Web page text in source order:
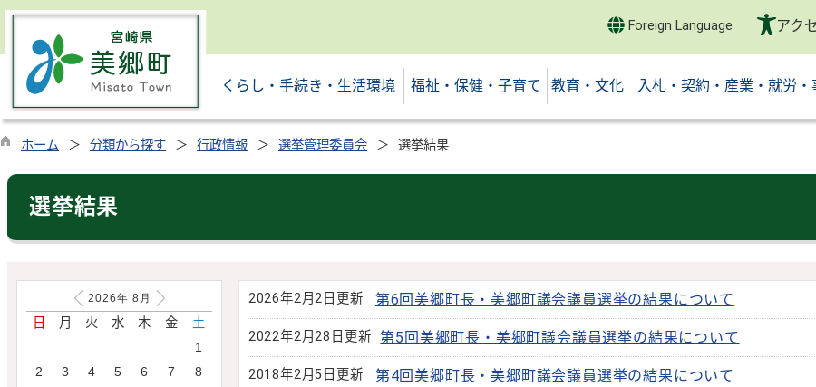
Foreign Language アク
くらし・手続き・生活環境 福祉・保健・子育て 教育・文化 入札・契約・産業・就労・
ホーム 分類から探す 行政情報 選挙管理委員会 選挙結果
選挙結果
2026年2月2日更新 第6回美郷町長・美郷町議会議員選挙の結果について
2022年2月28日更新 第5回美郷町長・美郷町議会議員選挙の結果について
2018年2月5日更新 第4回美郷町長・美郷町議会議員選挙の結果について
2026年 8 月
日 月 火 水 木 金 土
1
2
3 4 5 6 7
8